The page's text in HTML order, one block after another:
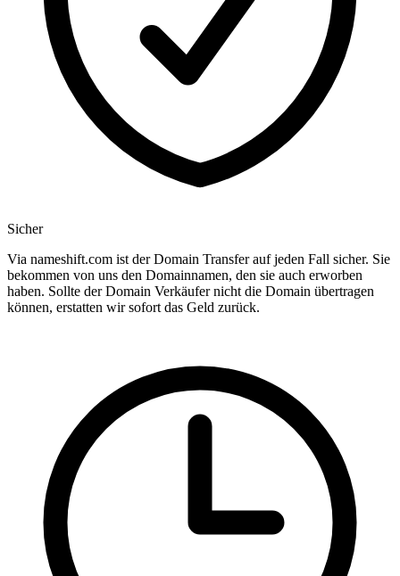
Sicher
Via nameshift.com ist der Domain Transfer auf jeden Fall sicher. Sie
bekommen von uns den Domainnamen, den sie auch erworben
haben. Sollte der Domain Verkäufer nicht die Domain übertragen
können, erstatten wir sofort das Geld zurück.